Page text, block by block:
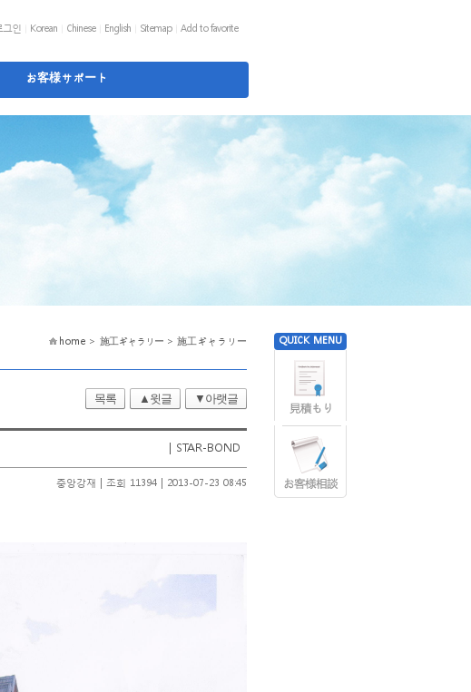
그인 Korean Chinese English Sitemap Add to favorite
お客様サポート
home > 施工ギャラリー > 施工ギャラリー
목록 ▲윗글 ▼아랫글
| STAR-BOND
중앙강재 조회 11394 2013-07-23 08:45
QUICK MENU